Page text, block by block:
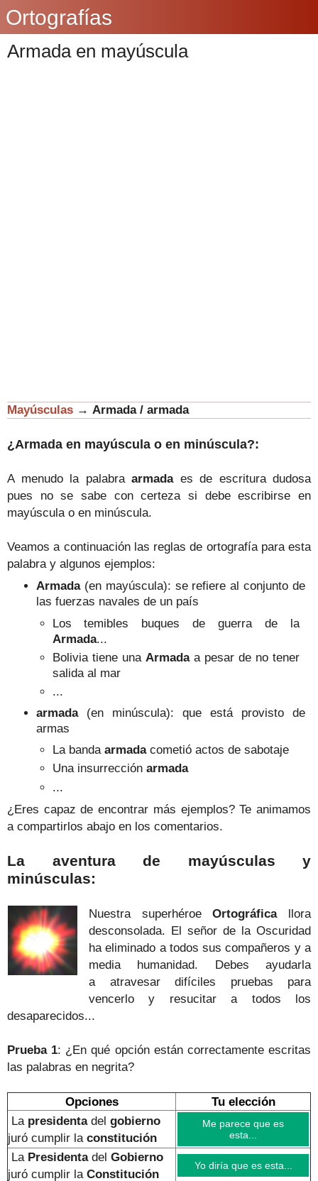
Ortografías
Armada en mayúscula
Mayúsculas → Armada / armada
¿Armada en mayúscula o en minúscula?:
A menudo la palabra armada es de escritura dudosa
pues no se sabe con certeza si debe escribirse en
mayúscula o en minúscula.
Veamos a continuación las reglas de ortografía para esta
palabra y algunos ejemplos:
Armada (en mayúscula): se refiere al conjunto de
las fuerzas navales de un país
Los temibles buques de guerra de la
Armada...
Bolivia tiene una Armada a pesar de no tener
salida al mar
...
armada (en minúscula): que está provisto de
armas
La banda armada cometió actos de sabotaje
Una insurrección armada
¿Eres capaz de encontrar más ejemplos? Te animamos
a compartirlos abajo en los comentarios.
La aventura de mayúsculas y
minúsculas:
Nuestra superhéroeOrtográficallora
desconsolada. El señor de la Oscuridad
ha eliminado a todos sus compañeros y a
media humanidad. Debes ayudarla
a atravesar difíciles pruebas para
vencerlo y resucitar a todos los
desaparecidos...
Prueba 1: ¿En qué opción están correctamente escritas
las palabras en negrita?
Opciones
Tu elección
La presidenta del gobierno
juró cumplir la constitución
Me parece que es
esta...
La Presidenta del Gobierno
juró cumplir la Constitución
Yo diría que es esta...